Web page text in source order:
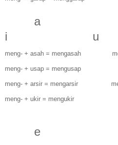
i u
meng- + asah = mengasah
meng- + usap = mengusap
meng- + arsir = mengarsir
meng- + ukir = mengukir
e